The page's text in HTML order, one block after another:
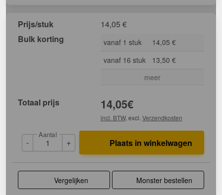
Prijs/stuk 14,05 €
Bulk korting
vanaf 1 stuk
14,05 €
vanaf 16 stuk
13,50 €
meer
Totaal prijs 14,05€
incl. BTW, excl. Verzendkosten
-
Aantal
+ Plaats in winkelwagen
Vergelijken Monster bestellen